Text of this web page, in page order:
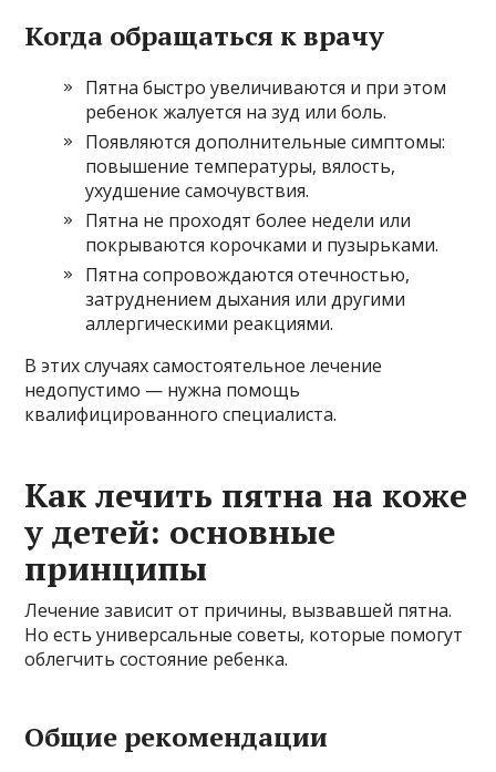
Когда обращаться к врачу
Пятна быстро увеличиваются и при этом
ребенок жалуется на зуд или боль.
Появляются дополнительные симптомы:
повышение температуры, вялость,
ухудшение самочувствия.
Пятна не проходят более недели или
покрываются корочками и пузырьками.
Пятна сопровождаются отечностью,
затруднением дыхания или другими
аллергическими реакциями.
В этих случаях самостоятельное лечение
недопустимо — нужна помощь
квалифицированного специалиста.
Как лечить пятна на коже
у детей: основные
принципы
Лечение зависит от причины, вызвавшей пятна.
Но есть универсальные советы, которые помогут
облегчить состояние ребенка.
Общие рекомендации